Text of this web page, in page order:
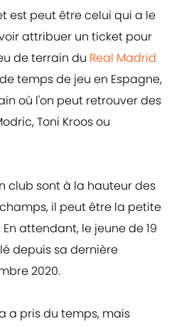
est peut être celui qui a le
attribuer un ticket pour
de terrain du Real Madrid
temps de jeu en Espagne,
où l'on peut retrouver des
Toni Kroos ou
club sont à la hauteur des
il peut être la petite
attendant, le jeune de 19
depuis sa dernière
2020.
a pris du temps, mais